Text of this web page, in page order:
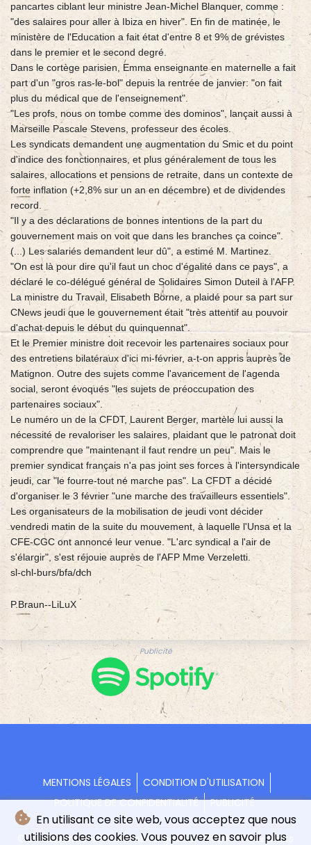
En utilisant ce site web, vous acceptez que nous
utilisions des cookies. Vous pouvez en savoir plus
pancartes ciblant leur ministre Jean-Michel Blanquer, comme :
"des salaires pour aller à Ibiza en hiver". En fin de matinée, le
ministère de l'Education a fait état d'entre 8 et 9% de grévistes
dans le premier et le second degré.
Dans le cortège parisien, Emma enseignante en maternelle a fait
part d'un "gros ras-le-bol" depuis la rentrée de janvier: "on fait
plus du médical que de l'enseignement".
"Les profs, nous on tombe comme des dominos", lançait aussi à
Marseille Pascale Stevens, professeur des écoles.
Les syndicats demandent une augmentation du Smic et du point
d'indice des fonctionnaires, et plus généralement de tous les
salaires, allocations et pensions de retraite, dans un contexte de
forte inflation (+2,8% sur un an en décembre) et de dividendes
record.
"Il y a des déclarations de bonnes intentions de la part du
gouvernement mais on voit que dans les branches ça coince".
(...) Les salariés demandent leur dû", a estimé M. Martinez.
"On est là pour dire qu'il faut un choc d'égalité dans ce pays", a
déclaré le co-délégué général de Solidaires Simon Duteil à l'AFP.
La ministre du Travail, Elisabeth Borne, a plaidé pour sa part sur
CNews jeudi que le gouvernement était "très attentif au pouvoir
d'achat depuis le début du quinquennat".
Et le Premier ministre doit recevoir les partenaires sociaux pour
des entretiens bilatéraux d'ici mi-février, a-t-on appris auprès de
Matignon. Outre des sujets comme l'avancement de l'agenda
social, seront évoqués "les sujets de préoccupation des
partenaires sociaux".
Le numéro un de la CFDT, Laurent Berger, martèle lui aussi la
nécessité de revaloriser les salaires, plaidant que le patronat doit
comprendre que "maintenant il faut rendre un peu". Mais le
premier syndicat français n'a pas joint ses forces à l'intersyndicale
jeudi, car "le fourre-tout ne marche pas". La CFDT a décidé
d'organiser le 3 février "une marche des travailleurs essentiels".
Les organisateurs de la mobilisation de jeudi vont décider
vendredi matin de la suite du mouvement, à laquelle l'Unsa et la
CFE-CGC ont annoncé leur venue. "L'arc syndical a l'air de
s'élargir", s'est réjouie auprès de l'AFP Mme Verzeletti.
sl-chl-burs/bfa/dch
P.Braun--LiLuX
Publicité
MENTIONS LÉGALES
CONDITION D'UTILISATION
POLITIQUE DE CONFIDENTIALITÉ
PUBLICITÉ
© L'indépendance Luxembourgeoise - 2026 - Tous droits